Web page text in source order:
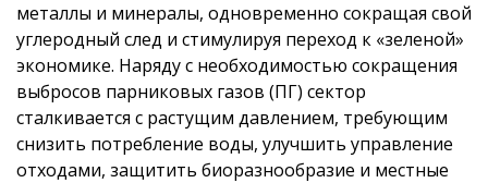
металлы и минералы, одновременно сокращая свой
углеродный след и стимулируя переход к «зеленой»
экономике. Наряду с необходимостью сокращения
выбросов парниковых газов (ПГ) сектор
сталкивается с растущим давлением, требующим
снизить потребление воды, улучшить управление
отходами, защитить биоразнообразие и местные